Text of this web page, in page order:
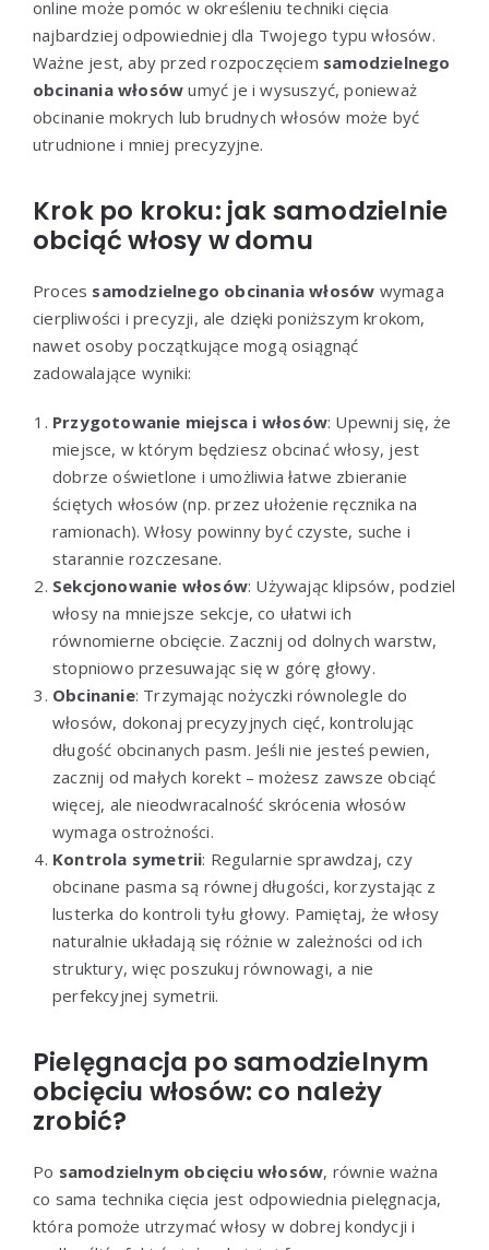
online może pomóc w określeniu techniki cięcia
najbardziej odpowiedniej dla Twojego typu włosów.
Ważne jest, aby przed rozpoczęciem samodzielnego
obcinania włosów umyć je i wysuszyć, ponieważ
obcinanie mokrych lub brudnych włosów może być
utrudnione i mniej precyzyjne.
Krok po kroku: jak samodzielnie
obciąć włosy w domu
Proces samodzielnego obcinania włosów wymaga
cierpliwości i precyzji, ale dzięki poniższym krokom,
nawet osoby początkujące mogą osiągnąć
zadowalające wyniki:
Przygotowanie miejsca i włosów: Upewnij się, że
miejsce, w którym będziesz obcinać włosy, jest
dobrze oświetlone i umożliwia łatwe zbieranie
ściętych włosów (np. przez ułożenie ręcznika na
ramionach). Włosy powinny być czyste, suche i
starannie rozczesane.
Sekcjonowanie włosów: Używając klipsów, podziel
włosy na mniejsze sekcje, co ułatwi ich
równomierne obcięcie. Zacznij od dolnych warstw,
stopniowo przesuwając się w górę głowy.
Obcinanie: Trzymając nożyczki równolegle do
włosów, dokonaj precyzyjnych cięć, kontrolując
długość obcinanych pasm. Jeśli nie jesteś pewien,
zacznij od małych korekt – możesz zawsze obciąć
więcej, ale nieodwracalność skrócenia włosów
wymaga ostrożności.
Kontrola symetrii: Regularnie sprawdzaj, czy
obcinane pasma są równej długości, korzystając z
lusterka do kontroli tyłu głowy. Pamiętaj, że włosy
naturalnie układają się różnie w zależności od ich
struktury, więc poszukuj równowagi, a nie
perfekcyjnej symetrii.
Pielęgnacja po samodzielnym
obcięciu włosów: co należy
zrobić?
Po samodzielnym obcięciu włosów, równie ważna
co sama technika cięcia jest odpowiednia pielęgnacja,
która pomoże utrzymać włosy w dobrej kondycji i